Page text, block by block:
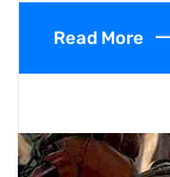
Read More